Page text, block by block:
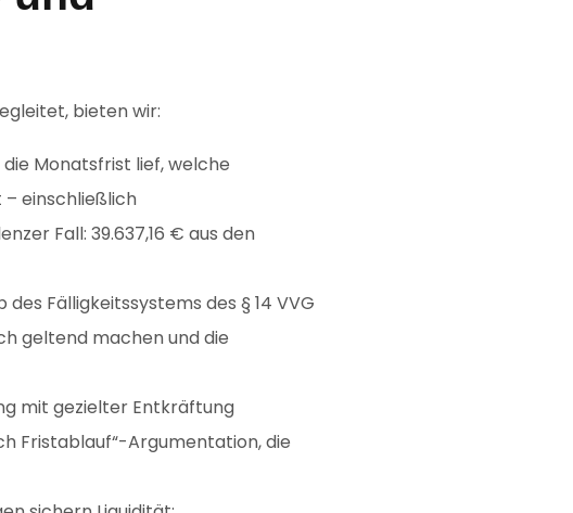
bieten wir:
Monatsfrist lief, welche
einschließlich
Fall: 39.637,16 € aus den
Fälligkeitssystems des § 14 VVG
geltend machen und die
mit gezielter Entkräftung
Fristablauf“-Argumentation, die